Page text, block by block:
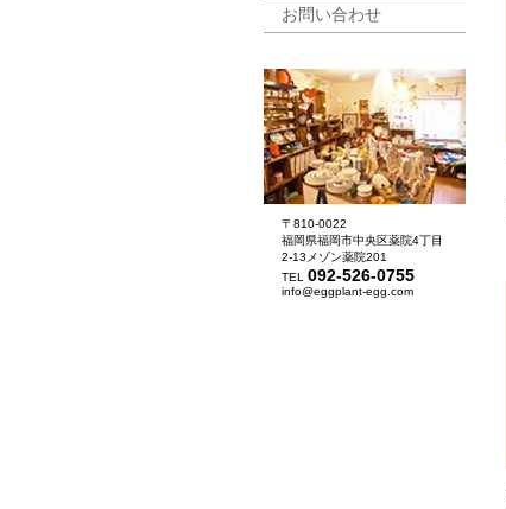
お問い合わせ
〒810-0022
福岡県福岡市中央区薬院4丁目
2-13メゾン薬院201
TEL 092-526-0755
info@eggplant-egg.com